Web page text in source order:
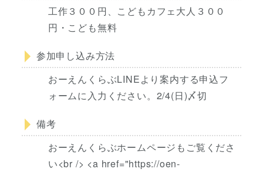
工作３００円、こどもカフェ大人３００
円・こども無料
参加申し込み方法
おーえんくらぶLINEより案内する申込フ
ォームに入力ください。2/4(日)〆切
備考
おーえんくらぶホームページもご覧くださ
い<br /> <a href="https://oen-